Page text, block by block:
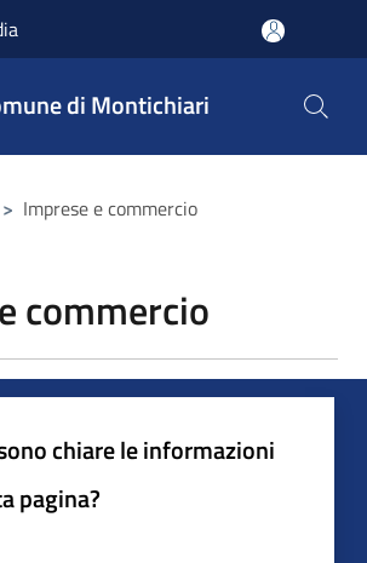
di Montichiari
> Imprese e commercio
commercio
chiare le informazioni
pagina?